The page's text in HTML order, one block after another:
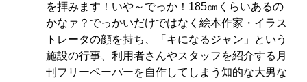
を拝みます！いや～でっか！185㎝くらいあるの
かなァ？でっかいだけではなく絵本作家・イラス
トレータの顔を持ち、「キになるジャン」という
施設の行事、利用者さんやスタッフを紹介する月
刊フリーペーパーを自作してしまう知的な大男な